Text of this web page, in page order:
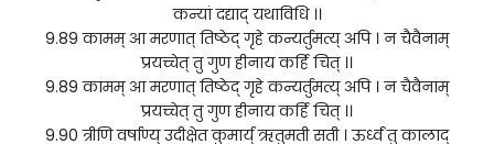
कन्यां दद्याद् यथाविधि ।।
9.89 कामम् आ मरणात् तिष्ठेद् गृहे कन्यर्तुमत्य् अपि । न चैवैनाम्
प्रयच्चेत् तु गुण हीनाय कर्हि चित् ।।
9.89 कामम् आ मरणात् तिष्ठेद् गृहे कन्यर्तुमत्य् अपि । न चैवैनाम्
प्रयच्चेत् तु गुण हीनाय कर्हि चित् ।।
9.90 त्रीणि वर्षाण्य् उदीक्षेत कुमार्य् ऋतुमती सती । ऊर्ध्वं तु कालाद्